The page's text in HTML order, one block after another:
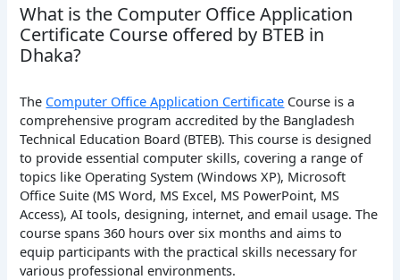
What is the Computer Office Application
Certificate Course offered by BTEB in
Dhaka?
The Computer Office Application Certificate Course is a
comprehensive program accredited by the Bangladesh
Technical Education Board (BTEB). This course is designed
to provide essential computer skills, covering a range of
topics like Operating System (Windows XP), Microsoft
Office Suite (MS Word, MS Excel, MS PowerPoint, MS
Access), AI tools, designing, internet, and email usage. The
course spans 360 hours over six months and aims to
equip participants with the practical skills necessary for
various professional environments.